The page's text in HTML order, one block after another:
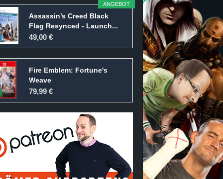
ANGEBOT
Assassin’s Creed Black
Flag Resynced - Launch...
49,00 €
Fire Emblem: Fortune's
Weave
79,99 €